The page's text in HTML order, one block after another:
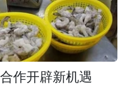
作开辟新机遇